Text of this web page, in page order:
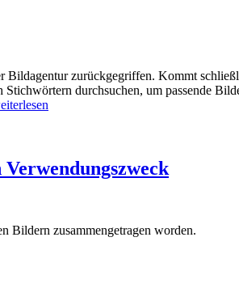
zurückgegriffen. Kommt
durchsuchen, um passende
Bildern zusammengetragen worden.